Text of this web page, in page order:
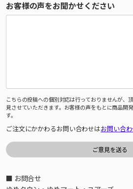
お客様の声をお聞かせください
こちらの投稿への個別対応は行っておりませんが、
見させていただきます。お客様の声をもとに商品開
す。
ご注文にかかわるお問い合わせはお問い合
■ お問合せ